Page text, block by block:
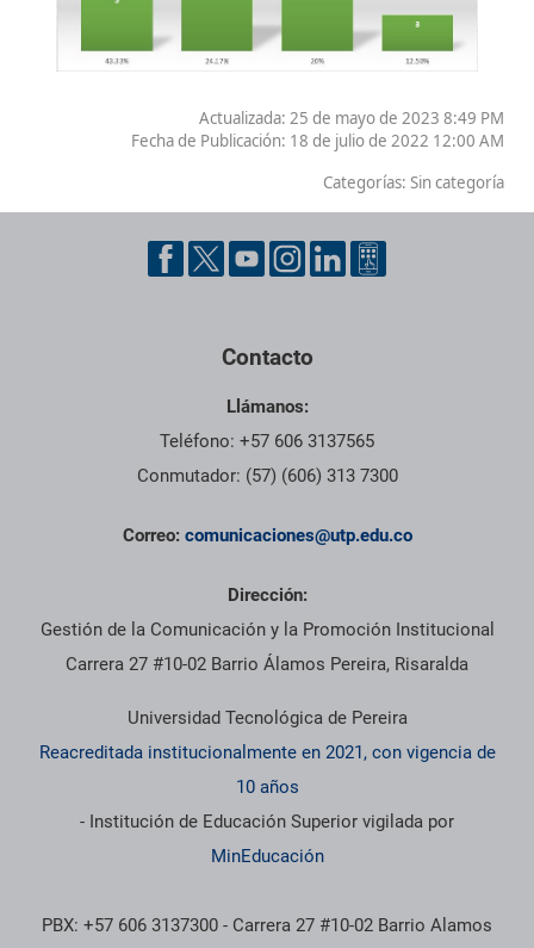
Actualizada: 25 de mayo de 2023 8:49 PM
Fecha de Publicación: 18 de julio de 2022 12:00 AM
Categorías: Sin categoría
Contacto
Llámanos:
Teléfono: +57 606 3137565
Conmutador: (57) (606) 313 7300
Correo: comunicaciones@utp.edu.co
Dirección:
Gestión de la Comunicación y la Promoción Institucional
Carrera 27 #10-02 Barrio Álamos Pereira, Risaralda
Universidad Tecnológica de Pereira
Reacreditada institucionalmente en 2021, con vigencia de
10 años
- Institución de Educación Superior vigilada por
MinEducación
PBX: +57 606 3137300 - Carrera 27 #10-02 Barrio Alamos